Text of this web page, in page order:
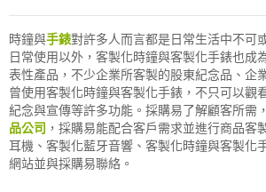
時鐘與手錶對許多人而言都是日常生活中不可
日常使用以外，客製化時鐘與客製化手錶也成
表性產品，不少企業所客製的股東紀念品、企
曾使用客製化時鐘與客製化手錶，不只可以觀
紀念與宣傳等許多功能。採購易了解顧客所需
品公司 ，採購易能配合客戶需求並進行商品客
耳機、客製化藍牙音響、客製化時鐘與客製化
網站並與採購易聯絡。